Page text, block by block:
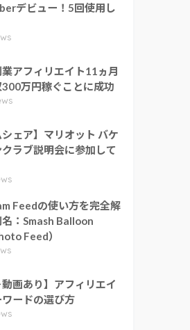
デビュー！5回使用し
業アフィリエイト11ヵ月
300万円稼ぐことに成功
シェア】マリオット バケ
ラブ説明会に参加して
Feedの使い方を完全解
：Smash Balloon
Feed）
動画あり】アフィリエイ
ワードの選び方